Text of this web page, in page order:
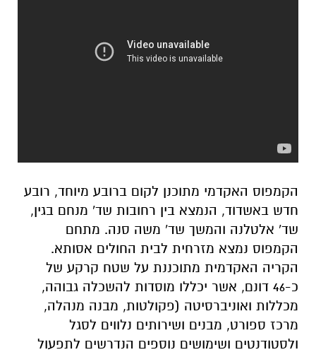
הקמפוס האקדמי מתוכנן לקום ברובע מיוחד, רובע
חדש באשדוד, הנמצא בין רחובות שד' מנחם בגין,
שד' אלטלנה והמשך שד' משה סנה. מתחם
הקמפוס נמצא מזרחית לבית החולים אסותא.
הקריה האקדמית מתוכננת על שטח קרקע של
כ-46 דונם, אשר יכללו מוסדות להשכלה גבוהה,
מכללות ואוניברסיטה (פקולטות, מבנה מנהלה,
מרכז ספורט, מבנים ושירותים נלווים לסגל
ולסטודנטים ושימושים נוספים הנדרשים לתפעול